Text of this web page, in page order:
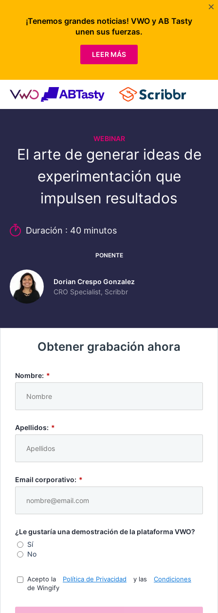
WEBINAR
El arte de generar ideas de
experimentación que
impulsen resultados
Duración : 40 minutos
PONENTE
Dorian Crespo Gonzalez
CRO Specialist, Scribbr
Obtener grabación ahora
*
Nombre:
*
Apellidos:
*
Email corporativo:
¿Le gustaría una demostración de la plataforma VWO?
Sí
No
Acepto la Política de Privacidad y las
Condiciones
de Wingify
¡Tenemos grandes noticias! VWO y AB Tasty
unen sus fuerzas.
LEER MÁS